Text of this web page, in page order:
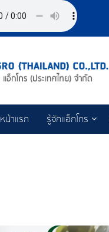
หน้าแรก รู้จักแอ็กโกร